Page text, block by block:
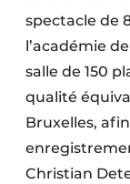
spectacle de
l’académie
salle de 150
qualité
Bruxelles,
Christian